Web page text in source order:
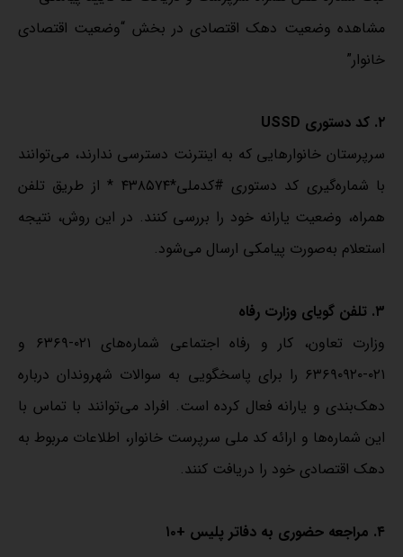
مشاهده وضعیت دهک اقتصادی در بخش “وضعیت اقتصادی
خانوار”
۲. کد دستوری USSD
سرپرستان خانوارهایی که به اینترنت دسترسی ندارند، می‌توانند
با شماره‌گیری کد دستوری #کدملی*۴۳۸۵۷۴ * از طریق تلفن
همراه، وضعیت یارانه خود را بررسی کنند. در این روش، نتیجه
استعلام به‌صورت پیامکی ارسال می‌شود.
۳. تلفن گویای وزارت رفاه
وزارت تعاون، کار و رفاه اجتماعی شماره‌های ۰۲۱-۶۳۶۹ و
۰۲۱-۶۳۶۹۰۹۲۰ را برای پاسخگویی به سوالات شهروندان درباره
دهک‌بندی و یارانه فعال کرده است. افراد می‌توانند با تماس با
این شماره‌ها و ارائه کد ملی سرپرست خانوار، اطلاعات مربوط به
دهک اقتصادی خود را دریافت کنند.
۴. مراجعه حضوری به دفاتر پلیس +۱۰